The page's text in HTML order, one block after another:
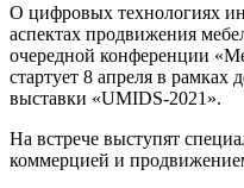
О цифровых технологиях
аспектах продвижения
очередной конференции
стартует 8 апреля в рамках
выставки «UMIDS-2021».
На встрече выступят
коммерцией и